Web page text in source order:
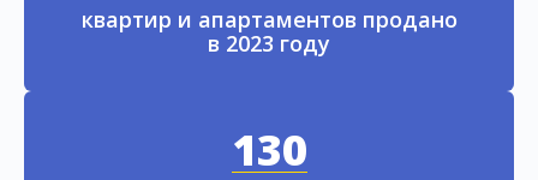
квартир и апартаментов продано
в 2023 году
130